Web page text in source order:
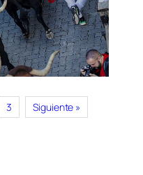
3 Siguiente »